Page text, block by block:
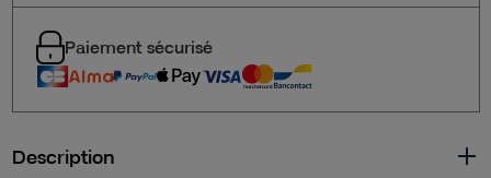
Paiement sécurisé
Description